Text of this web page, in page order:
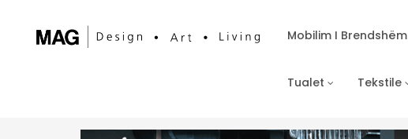
Mobilim I Brendshëm
Tualet Tekstile